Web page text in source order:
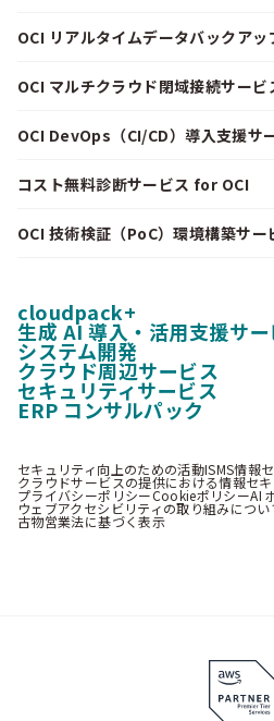
OCI リアルタイムデータバックアッ
OCI マルチクラウド閉域接続サービ
OCI DevOps（CI/CD）導入支援サ
コスト無料診断サービス for OCI
OCI 技術検証（PoC）環境構築サー
cloudpack+
生成 AI 導入・活用支援サ
システム開発
クラウド周辺サービス
セキュリティサービス
ERP コンサルパック
セキュリティ向上のための活動ISMS情報
クラウドサービスの提供における情報セ
プライバシーポリシーCookieポリシーAI
ウェブアクセシビリティの取り組みについ
古物営業法に基づく表示